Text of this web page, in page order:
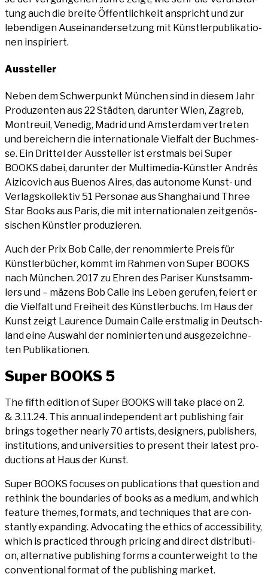
tung auch die brei­te Öffent­lich­keit anspricht und zur
leben­di­gen Aus­ein­an­der­set­zung mit Künst­ler­pu­bli­ka­tio­
nen inspiriert.
Aus­stel­ler
Neben dem Schwer­punkt Mün­chen sind in die­sem Jahr
Pro­du­zen­ten aus 22 Städ­ten, dar­un­ter Wien, Zagreb,
Mon­treuil, Vene­dig, Madrid und Ams­ter­dam ver­tre­ten
und berei­chern die inter­na­tio­na­le Viel­falt der Buch­mes­
se. Ein Drit­tel der Aus­stel­ler ist erst­mals bei Super
BOOKS dabei, dar­un­ter der Mul­ti­me­dia-Künst­ler Andrés
Aizi­co­vich aus Bue­nos Aires, das auto­no­me Kunst- und
Ver­lags­kol­lek­tiv 51 Per­so­nae aus Shang­hai und Three
Star Books aus Paris, die mit inter­na­tio­na­len zeit­ge­nös­
si­schen Künst­ler produzieren.
Auch der Prix Bob Cal­le, der renom­mier­te Preis für
Künst­ler­bü­cher, kommt im Rah­men von Super BOOKS
nach Mün­chen. 2017 zu Ehren des Pari­ser Kunst­samm­
lers und – mäzens Bob Cal­le ins Leben geru­fen, fei­ert er
die Viel­falt und Frei­heit des Künst­ler­buchs. Im Haus der
Kunst zeigt Lau­rence Dumain Cal­le erst­ma­lig in Deutsch­
land eine Aus­wahl der nomi­nier­ten und aus­ge­zeich­ne­
ten Publikationen.
Super BOOKS 5
The fifth edi­ti­on of Super BOOKS will take place on 2.
& 3.11.24. This annu­al inde­pen­dent art publi­shing fair
brings tog­e­ther near­ly 70 artists, desi­gners, publishers,
insti­tu­ti­ons, and uni­ver­si­ties to pre­sent their latest pro­
duc­tions at Haus der Kunst.
Super BOOKS focu­ses on publi­ca­ti­ons that ques­ti­on and
rethink the boun­da­ries of books as a medi­um, and which
fea­ture the­mes, for­mats, and tech­ni­ques that are con­
stant­ly expan­ding. Advo­ca­ting the ethics of acces­si­bi­li­ty,
which is prac­ti­ced through pri­cing and direct dis­tri­bu­ti­
on, alter­na­ti­ve publi­shing forms a coun­ter­weight to the
con­ven­tio­nal for­mat of the publi­shing market.